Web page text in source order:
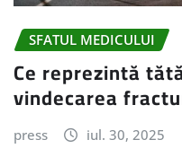
SFATUL MEDICULUI
Ce reprezintă
vindecarea
press iul. 30, 2025